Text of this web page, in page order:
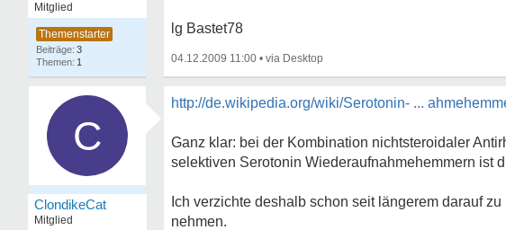
Mitglied
3
1
lg Bastet78
04.12.2009 11:00 •
C
ClondikeCat
Mitglied
http://de.wikipedia.org/wiki/Serotonin- ...
Ganz klar: bei der Kombination nichtsteroidaler
selektiven Serotonin Wiederaufnahmehemmern ist
Ich verzichte deshalb schon seit längerem darauf
nehmen.